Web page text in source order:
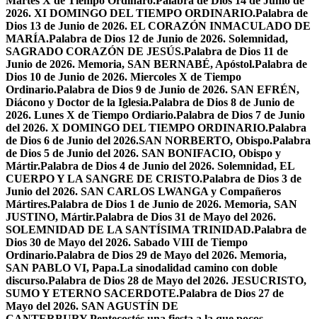
2026. XI DOMINGO DEL TIEMPO ORDINARIO.Palabra de
Dios 13 de Junio de 2026. EL CORAZÓN INMACULADO DE
MARÍA.Palabra de Dios 12 de Junio de 2026. Solemnidad,
SAGRADO CORAZÓN DE JESÚS.Palabra de Dios 11 de
Junio de 2026. Memoria, SAN BERNABÉ, Apóstol.Palabra de
Dios 10 de Junio de 2026. Miercoles X de Tiempo
Ordinario.Palabra de Dios 9 de Junio de 2026. SAN EFRÉN,
Diácono y Doctor de la Iglesia.Palabra de Dios 8 de Junio de
2026. Lunes X de Tiempo Ordiario.Palabra de Dios 7 de Junio
del 2026. X DOMINGO DEL TIEMPO ORDINARIO.Palabra
de Dios 6 de Junio del 2026.SAN NORBERTO, Obispo.Palabra
de Dios 5 de Junio del 2026. SAN BONIFACIO, Obispo y
Mártir.Palabra de Dios 4 de Junio del 2026. Solemnidad, EL
CUERPO Y LA SANGRE DE CRISTO.Palabra de Dios 3 de
Junio del 2026. SAN CARLOS LWANGA y Compañeros
Mártires.Palabra de Dios 1 de Junio de 2026. Memoria, SAN
JUSTINO, Mártir.Palabra de Dios 31 de Mayo del 2026.
SOLEMNIDAD DE LA SANTÍSIMA TRINIDAD.Palabra de
Dios 30 de Mayo del 2026. Sabado VIII de Tiempo
Ordinario.Palabra de Dios 29 de Mayo del 2026. Memoria,
SAN PABLO VI, Papa.La sinodalidad camino con doble
discurso.Palabra de Dios 28 de Mayo del 2026. JESUCRISTO,
SUMO Y ETERNO SACERDOTE.Palabra de Dios 27 de
Mayo del 2026. SAN AGUSTÍN DE